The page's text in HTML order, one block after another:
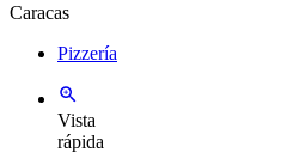
Caracas
Pizzería
Vista
rápida